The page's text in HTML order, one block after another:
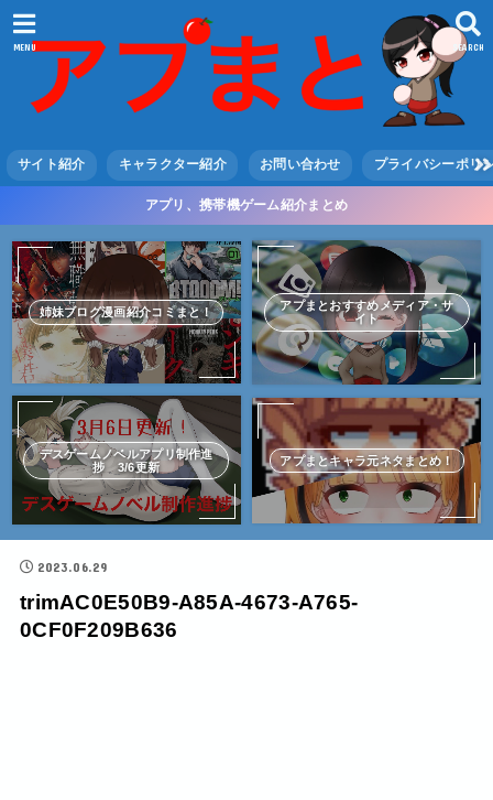
SEARCH
MENU
サイト紹介 キャラクター紹介 お問い合わせ プライバシーポリ
アプリ、携帯機ゲーム紹介まとめ
姉妹ブログ漫画紹介コミまと！
アプまとおすすめメディア・サ
イト
デスゲームノベルアプリ制作進
捗 3/6更新
アプまとキャラ元ネタまとめ！
2023.06.29
trimAC0E50B9-A85A-4673-A765-
0CF0F209B636